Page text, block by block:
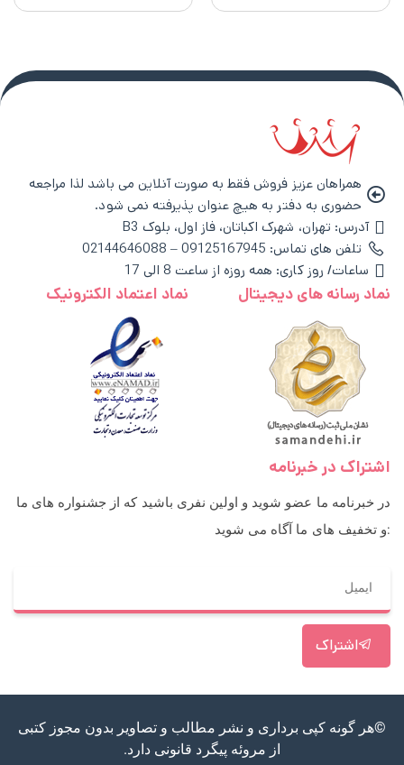
همراهان عزیز فروش فقط به صورت آنلاین می باشد لذا مراجعه
حضوری به دفتر به هیچ عنوان پذیرفته نمی شود.
آدرس: تهران، شهرک اکباتان، فاز اول، بلوک B3
تلفن های تماس: 09125167945 – 02144646088
ساعات/ روز کاری: همه روزه از ساعت 8 الی 17
نماد رسانه های دیجیتال نماد اعتماد الکترونیک
اشتراک در خبرنامه
در خبرنامه ما عضو شوید و اولین نفری باشید که از جشنواره های ما
و تخفیف های ما آگاه می شوید:
اشتراک
©هر گونه کپی برداری و نشر مطالب و تصاویر بدون مجوز کتبی
از مروئه پیگرد قانونی دارد.